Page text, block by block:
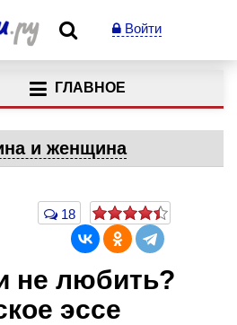
Войти
ГЛАВНОЕ
и женщина
18
не любить?
эссе